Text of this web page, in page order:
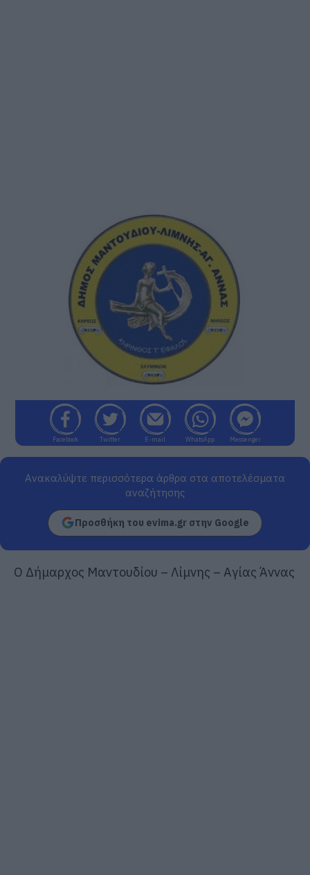
Facebook Twitter E-mail WhatsApp Messenger
Ανακαλύψτε περισσότερα άρθρα στα αποτελέσματα
αναζήτησης
Προσθήκη του evima.gr στην Google
Ο Δήμαρχος Μαντουδίου – Λίμνης – Αγίας Άννας